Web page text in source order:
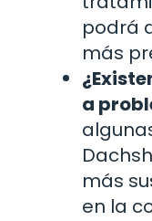
podrá
más
a
más
en la